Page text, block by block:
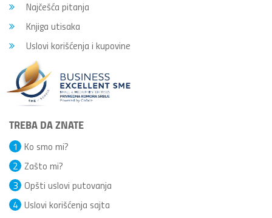
Najčešća pitanja
Knjiga utisaka
Uslovi korišćenja i kupovine
TREBA DA ZNATE
Ko smo mi?
1
Zašto mi?
2
Opšti uslovi putovanja
3
Uslovi korišćenja sajta
4